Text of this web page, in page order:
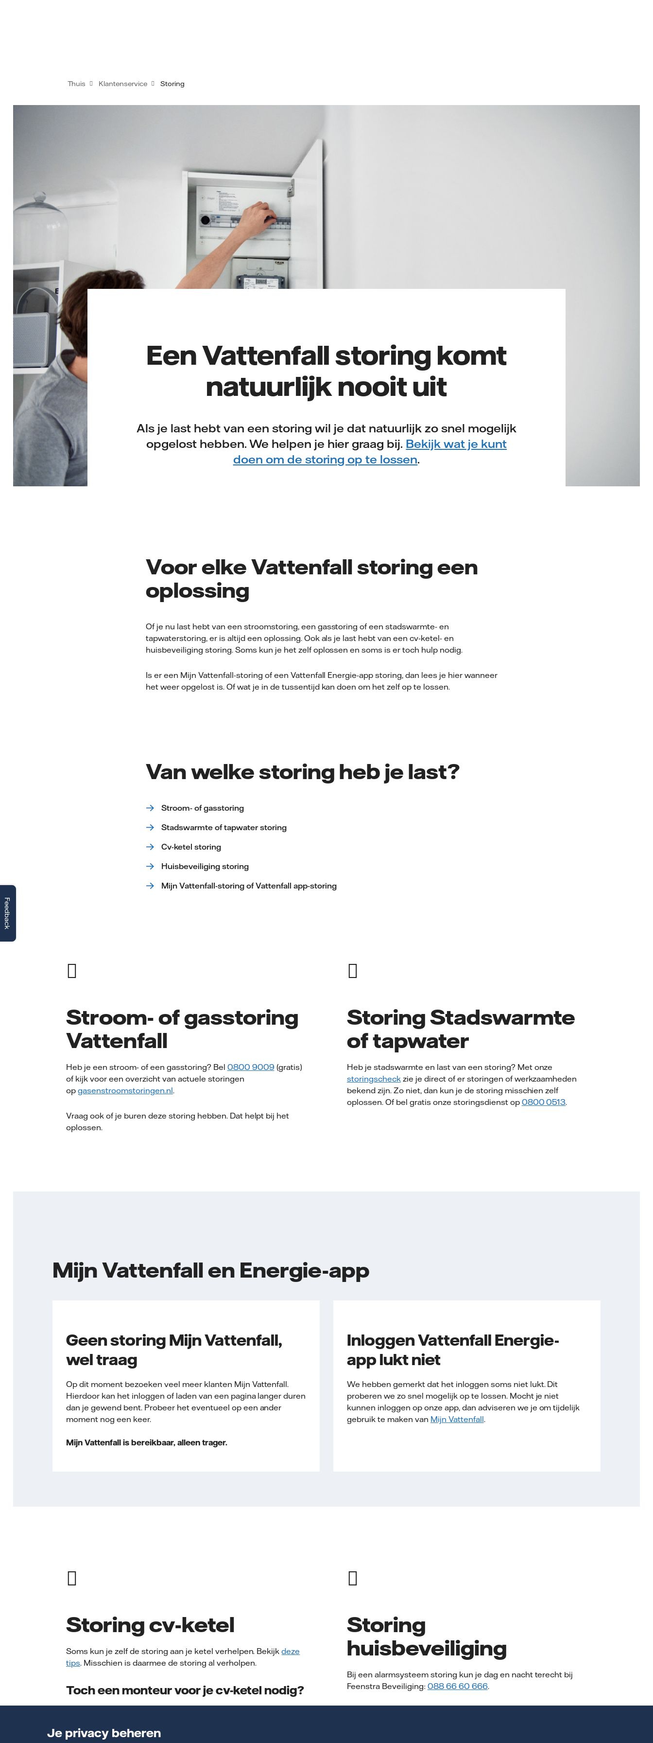
Je privacy beheren
Thuis Klantenservice Storing
Een Vattenfall storing komt
natuurlijk nooit uit
Als je last hebt van een storing wil je dat natuurlijk zo snel mogelijk
opgelost hebben. We helpen je hier graag bij. Bekijk wat je kunt
doen om de storing op te lossen.
Voor elke Vattenfall storing een
oplossing
Of je nu last hebt van een stroomstoring, een gasstoring of een stadswarmte- en
tapwaterstoring, er is altijd een oplossing. Ook als je last hebt van een cv-ketel- en
huisbeveiliging storing. Soms kun je het zelf oplossen en soms is er toch hulp nodig.
Is er een Mijn Vattenfall-storing of een Vattenfall Energie-app storing, dan lees je hier wanneer
het weer opgelost is. Of wat je in de tussentijd kan doen om het zelf op te lossen.
Van welke storing heb je last?
Stroom- of gasstoring
Stadswarmte of tapwater storing
Cv-ketel storing
Huisbeveiliging storing
Mijn Vattenfall-storing of Vattenfall app-storing
Stroom- of gasstoring
Vattenfall
Heb je een stroom- of een gasstoring? Bel 0800 9009(gratis)
of kijk voor een overzicht van actuele storingen
op gasenstroomstoringen.nl.
Vraag ook of je buren deze storing hebben. Dat helpt bij het
oplossen.
Storing Stadswarmte
of tapwater
Heb je stadswarmte en last van een storing? Met onze
storingscheckzie je direct of er storingen of werkzaamheden
bekend zijn. Zo niet, dan kun je de storing misschien zelf
oplossen. Of bel gratis onze storingsdienst op 0800 0513.
Mijn Vattenfall en Energie-app
Geen storing Mijn Vattenfall,
wel traag
Op dit moment bezoeken veel meer klanten Mijn Vattenfall.
Hierdoor kan het inloggen of laden van een pagina langer duren
dan je gewend bent. Probeer het eventueel op een ander
moment nog een keer.
Mijn Vattenfall is bereikbaar, alleen trager.
Inloggen Vattenfall Energie-
app lukt niet
We hebben gemerkt dat het inloggen soms niet lukt. Dit
proberen we zo snel mogelijk op te lossen. Mocht je niet
kunnen inloggen op onze app, dan adviseren we je om tijdelijk
gebruik te maken van Mijn Vattenfall.
Storing cv-ketel
Soms kun je zelf de storing aan je ketel verhelpen. Bekijkdeze
tips. Misschien is daarmee de storing al verholpen.
Toch een monteur voor je cv-ketel nodig?
per week bereikbaar. En we helpen je binnen een dag.
Storing
huisbeveiliging
Bij een alarmsysteem storing kun je dag en nacht terecht bij
Feenstra Beveiliging: 088 66 60 666.
Feedback